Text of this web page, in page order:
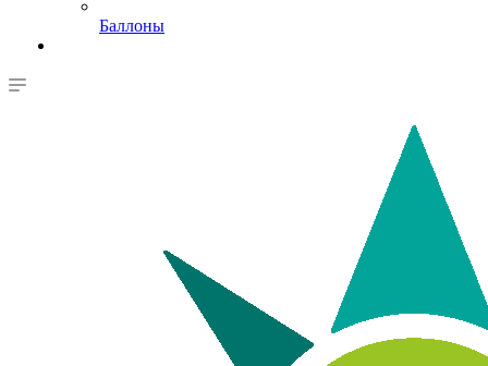
Баллоны